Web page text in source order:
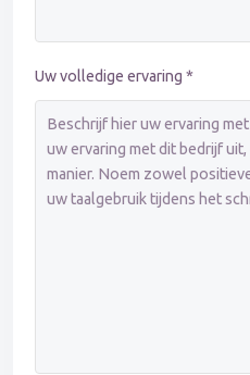
Uw volledige ervaring *